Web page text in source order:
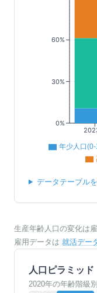
0%
30%
60%
年少人口
データテーブル
生産年齢人口の変化は
雇用データは 就活デー
人口ピラミッド
2020年の年齢階級